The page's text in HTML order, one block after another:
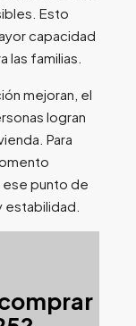
Esto
capacidad
familias.
mejoran, el
logran
Para
punto de